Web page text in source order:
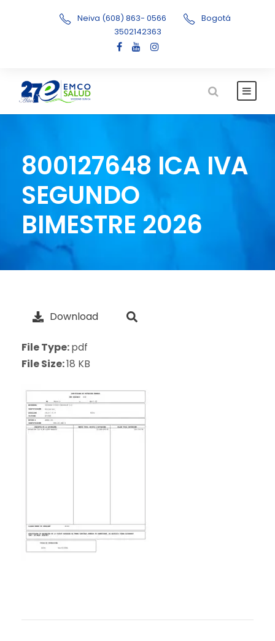
Neiva (608) 863- 0566
Bogotá
3502142363
800127648 ICA IVA
SEGUNDO
BIMESTRE 2026
Download
File Type:pdf
File Size:18 KB